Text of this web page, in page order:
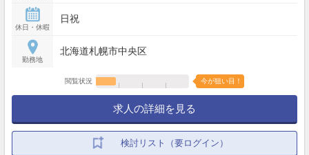
休日・休暇
日祝
勤務地
北海道札幌市中央区
閲覧状況 今が狙い目！
求人の詳細を見る
検討リスト（要ログイン）